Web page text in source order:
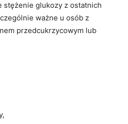
stężenie glukozy z ostatnich
ważne u osób z
przedcukrzycowym lub